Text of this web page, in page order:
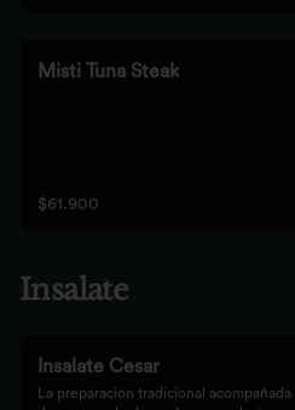
Misti Tuna Steak
$61.900
Insalate
Insalate Cesar
La preparación tradicional acompañada